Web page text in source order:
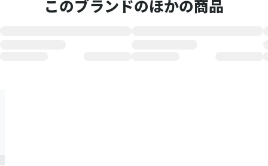
このブランドのほかの商品